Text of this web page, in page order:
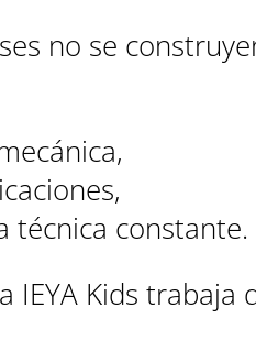
no se
técnica constante.
IEYA Kids trabaja